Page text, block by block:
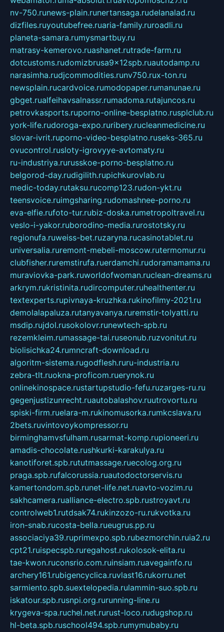
nv-750.runews-plain.runertansaga.rudelanalad.ru
dizfiles.ruyoutubefree.ruaria-family.ruroadli.ru
planeta-samara.rumysmartbuy.ru
matrasy-kemerovo.ruashanet.rutrade-farm.ru
dotcustoms.rudomizbrusa9x12spb.ruautodamp.ru
narasimha.rudjcommodities.runv750.rux-ton.ru
newsplain.rucardvoice.rumodopaper.rumanunae.ru
gbget.rualfeihavsalnassr.rumadoma.rutajuncos.ru
petrovkasports.ruporno-online-besplatno.rusplclub.ru
york-life.rudoroga-expo.ruribery.rucleanmedicine.ru
slovar-ivrit.ruporno-video-besplatno.ruseks-365.ru
ovucontrol.rusloty-igrovyye-avtomaty.ru
ru-industriya.rurusskoe-porno-besplatno.ru
belgorod-day.rudigilith.rupichkurovlab.ru
medic-today.rutaksu.rucomp123.rudon-ykt.ru
teensvoice.ruimgsharing.rudomashnee-porno.ru
eva-elfie.rufoto-tur.rubiz-doska.rumetropoltravel.ru
veslo-i-yakor.ruborodino-media.rurostotsky.ru
regionufa.ruweiss-bet.ruzaryna.rucasinotablet.ru
universalia.ruremont-mebeli-moscow.rutermomur.ru
clubfisher.ruremstirufa.ruerdamchi.rudoramamama.ru
muraviovka-park.ruworldofwoman.ruclean-dreams.ru
arkrym.rukristinita.rudircomputer.ruhealthenter.ru
textexperts.rupivnaya-kruzhka.rukinofilmy-2021.ru
demolalapaluza.rutanyavanya.ruremstir-tolyatti.ru
msdip.rujdol.rusokolovr.runewtech-spb.ru
rezemkleim.rumassage-tai.ruseonub.ruzvonitut.ru
biolisichka24.rumncraft-download.ru
algoritm-sistema.rugodflesh.ruru-industria.ru
zebra-tlt.ruokna-proficom.ruerynok.ru
onlinekinospace.rustartupstudio-fefu.ruzarges-ru.ru
gegenjustizunrecht.ruautobalashov.ruutrovortu.ru
spiski-firm.ruelara-m.rukinomusorka.rumkcslava.ru
2bets.ruvintovoykompressor.ru
birminghamvsfulham.rusarmat-komp.rupioneeri.ru
amadis-chocolate.rushkurki-karakulya.ru
kanotiforet.spb.rututmassage.ruecolog.org.ru
praga.spb.rufalcorussia.ruautodoctorservis.ru
kamertondom.spb.runet-life.net.ruavto-vozim.ru
sakhcamera.rualliance-electro.spb.rustroyavt.ru
controlweb1.rutdsak74.rukinzozo-ru.rukvotka.ru
iron-snab.rucosta-bella.rueugrus.pp.ru
associaciya39.ruprimexpo.spb.rubezmorchin.ruia2.ru
cpt21.ruispecspb.ruregahost.rukolosok-elita.ru
tae-kwon.ruconsrio.com.ruinsiam.ruavegainfo.ru
archery161.rubigencyclica.ruvlast16.rukorru.net
sarmiento.spb.suextelopedia.rulammin-suo.spb.ru
iskatour.spb.rusnpi.org.rurunning-line.ru
krygeva-spa.ruchel.net.rurust-loco.rudugshop.ru
hl-beta.spb.ruschool494.spb.rumymubaby.ru